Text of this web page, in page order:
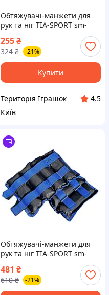
Обтяжувачі-манжети для
рук та ніг TIA-SPORT sm-
1347, 2x0,25 кг, Land of Toys
255₴
324 ₴ -21%
Купити
Територія Іграшок
4.5
Київ
Обтяжувачі-манжети для
рук та ніг TIA-SPORT sm-
1352, 2x2,0 кг, Land of Toys
481 ₴
610 ₴ -21%